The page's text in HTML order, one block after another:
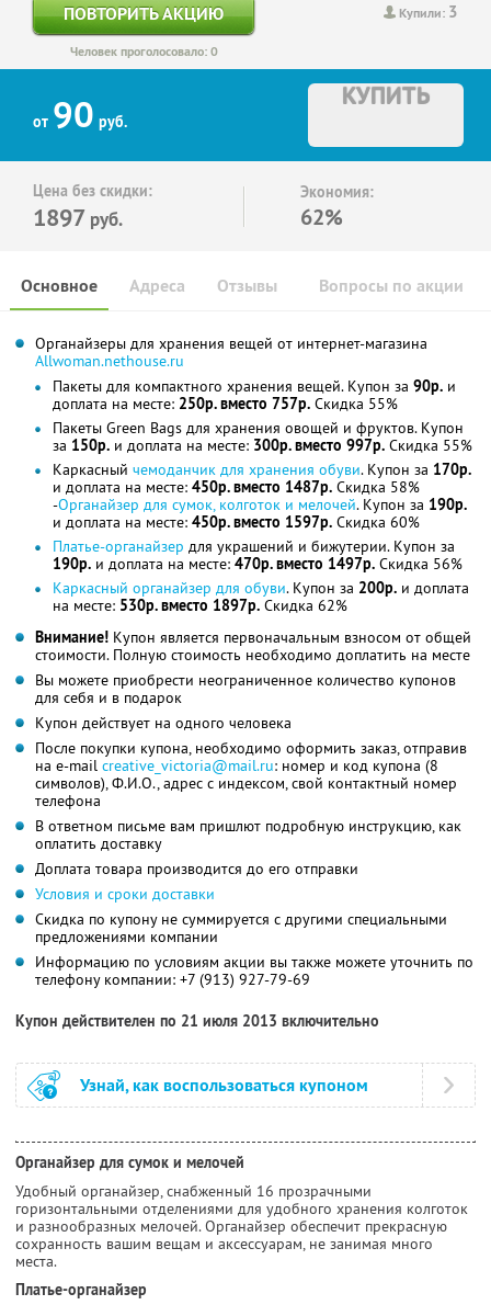
Купили: 3
ПОВТОРИТЬ АКЦИЮ
Человек проголосовало: 0
от 90 руб.
КУПИТЬ
Цена без скидки:
1897 руб.
Экономия:
62%
Основное Отзывы Вопросы по акции
Адреса
Органайзеры для хранения вещей от интернет-магазина
Аllwoman.nethouse.ru
Пакеты для компактного хранения вещей. Купон за 90р. и
доплата на месте: 250р. вместо 757р. Скидка 55%
Пакеты Green Bags для хранения овощей и фруктов. Купон
за 150р. и доплата на месте: 300р. вместо 997р. Скидка 55%
Каркасный чемоданчик для хранения обуви. Купон за 170р.
и доплата на месте: 450р. вместо 1487р. Скидка 58%
-Органайзер для сумок, колготок и мелочей. Купон за 190р.
и доплата на месте: 450р. вместо 1597р. Скидка 60%
Платье-органайзер для украшений и бижутерии. Купон за
190р. и доплата на месте: 470р. вместо 1497р. Скидка 56%
Каркасный органайзер для обуви. Купон за 200р. и доплата
на месте: 530р. вместо 1897р. Скидка 62%
Внимание! Купон является первоначальным взносом от общей
стоимости. Полную стоимость необходимо доплатить на месте
Вы можете приобрести неограниченное количество купонов
для себя и в подарок
Купон действует на одного человека
После покупки купона, необходимо оформить заказ, отправив
на e-mail creative_victoria@mail.ru: номер и код купона (8
символов), Ф.И.О., адрес с индексом, свой контактный номер
телефона
В ответном письме вам пришлют подробную инструкцию, как
оплатить доставку
Доплата товара производится до его отправки
Условия и сроки доставки
Скидка по купону не суммируется с другими специальными
предложениями компании
Информацию по условиям акции вы также можете уточнить по
телефону компании: +7 (913) 927-79-69
Купон действителен по 21 июля 2013 включительно
Узнай, как воспользоваться купоном
Органайзер для сумок и мелочей
Удобный органайзер, снабженный 16 прозрачными
горизонтальными отделениями для удобного хранения колготок
и разнообразных мелочей. Органайзер обеспечит прекрасную
сохранность вашим вещам и аксессуарам, не занимая много
места.
Платье-органайзер